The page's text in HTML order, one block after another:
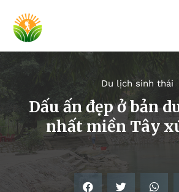
Du lịch sinh thái
Dấu ấn đẹp ở bản
nhất miền Tây